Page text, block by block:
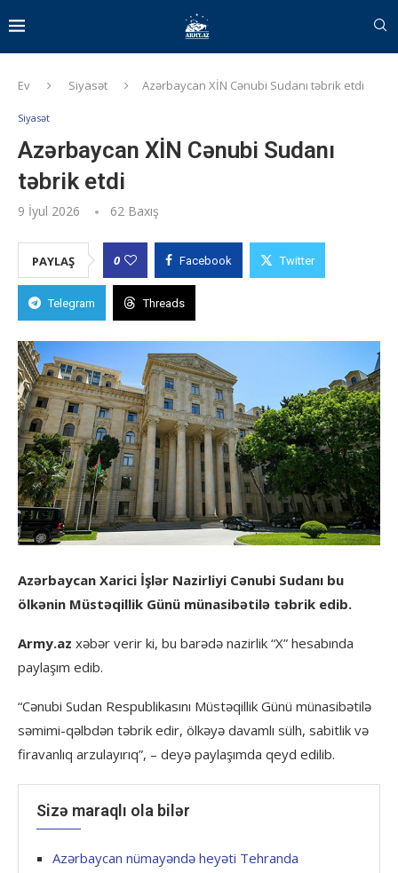
Ev Siyasət Azərbaycan XİN Cənubi Sudanı təbrik etdi
Siyasət
Azərbaycan XİN Cənubi Sudanı
təbrik etdi
9 İyul 2026 62 Baxış
PAYLAŞ 0 Facebook Twitter
Telegram Threads
Azərbaycan Xarici İşlər Nazirliyi Cənubi Sudanı bu
ölkənin Müstəqillik Günü münasibətilə təbrik edib.
Army.az xəbər verir ki, bu barədə nazirlik “X” hesabında
paylaşım edib.
“Cənubi Sudan Respublikasını Müstəqillik Günü münasibətilə
səmimi-qəlbdən təbrik edir, ölkəyə davamlı sülh, sabitlik və
firavanlıq arzulayırıq”, – deyə paylaşımda qeyd edilib.
Sizə maraqlı ola bilər
Azərbaycan nümayəndə heyəti Tehranda